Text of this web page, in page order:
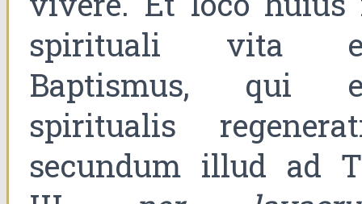
spirituali vita
Baptismus, qui
spiritualis
secundum illud ad